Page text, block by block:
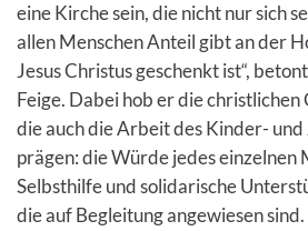
eine Kirche sein, die nicht nur sich
allen Menschen Anteil gibt an der
Jesus Christus geschenkt ist“,
Feige. Dabei hob er die
die auch die Arbeit des Kinder-
prägen: die Würde jedes einzelnen
Selbsthilfe und solidarische
die auf Begleitung angewiesen sind.